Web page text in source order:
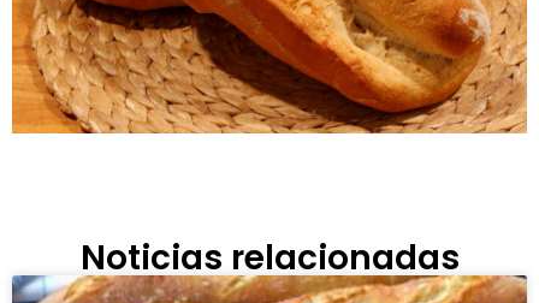
Noticias relacionadas